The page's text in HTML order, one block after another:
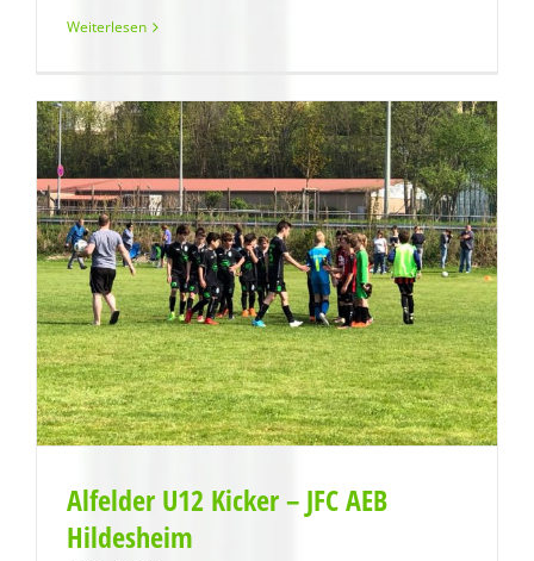
Weiterlesen
Alfelder U12 Kicker – JFC AEB
Hildesheim